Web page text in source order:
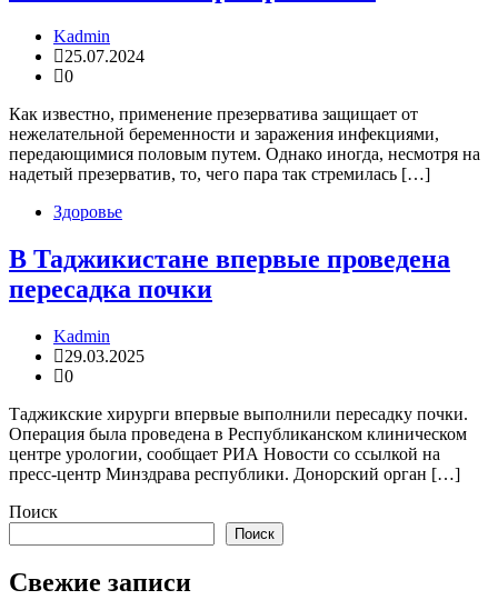
Kadmin
25.07.2024
0
Как известно, применение презерватива защищает от
нежелательной беременности и заражения инфекциями,
передающимися половым путем. Однако иногда, несмотря на
надетый презерватив, то, чего пара так стремилась […]
Здоровье
В Таджикистане впервые проведена
пересадка почки
Kadmin
29.03.2025
0
Таджикские хирурги впервые выполнили пересадку почки.
Операция была проведена в Республиканском клиническом
центре урологии, сообщает РИА Новости со ссылкой на
пресс-центр Минздрава республики. Донорский орган […]
Поиск
Поиск
Свежие записи